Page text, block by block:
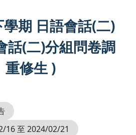
期 日語會話(二)
話(二)分組問卷調
重修生 )
16 至 2024/02/21